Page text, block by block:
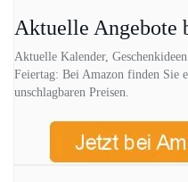
Aktuelle Angebote
Aktuelle Kalender,
Feiertag: Bei Amazon finden Sie
unschlagbaren Preisen.